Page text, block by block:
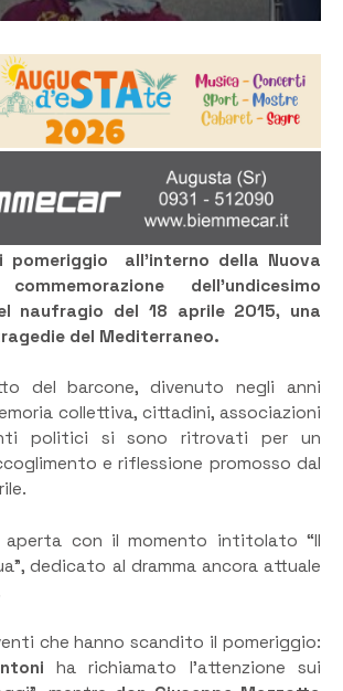
all’interno della Nuova
dell’undicesimo
naufragio del 18 aprile 2015, una
del Mediterraneo.
del barcone, divenuto negli anni
collettiva, cittadini, associazioni
politici si sono ritrovati per un
e riflessione promosso dal
aperta con il momento intitolato “Il
dedicato al dramma ancora attuale
che hanno scandito il pomeriggio:
ha richiamato l’attenzione sui